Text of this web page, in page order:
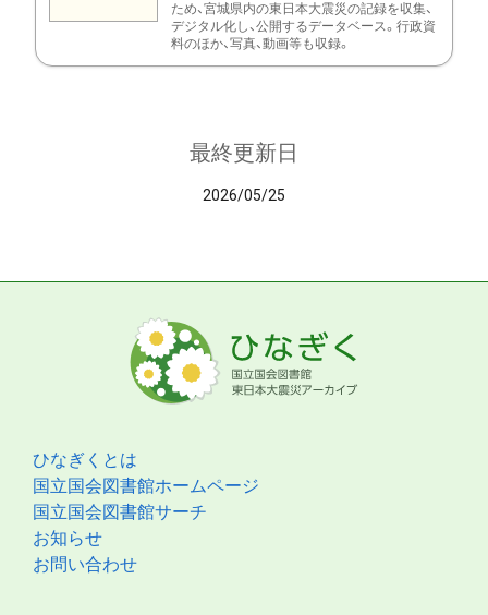
ため、宮城県内の東日本大震災の記録を収集、
デジタル化し、公開するデータベース。行政資
料のほか、写真、動画等も収録。
最終更新日
2026/05/25
ひなぎくとは
国立国会図書館ホームページ
国立国会図書館サーチ
お知らせ
お問い合わせ